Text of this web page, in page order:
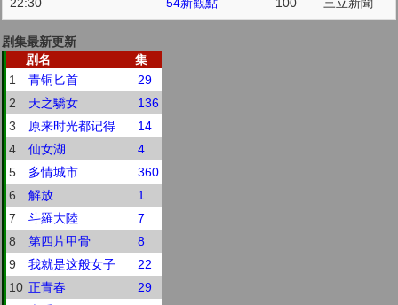
剧集最新更新
剧名
集
1
青铜匕首
29
2
天之驕女
136
3
原来时光都记得
14
4
仙女湖
4
5
多情城市
360
6
解放
1
7
斗羅大陸
7
8
第四片甲骨
8
9
我就是这般女子
22
10 正青春
29